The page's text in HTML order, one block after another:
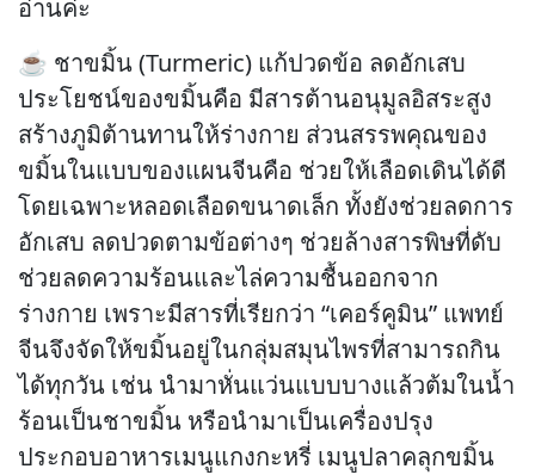
อ่านค่ะ
☕ ชาขมิ้น (Turmeric) แก้ปวดข้อ ลดอักเสบ
ประโยชน์ของขมิ้นคือ มีสารต้านอนุมูลอิสระสูง
สร้างภูมิต้านทานให้ร่างกาย ส่วนสรรพคุณของ
ขมิ้นในแบบของแผนจีนคือ ช่วยให้เลือดเดินได้ดี
โดยเฉพาะหลอดเลือดขนาดเล็ก ทั้งยังช่วยลดการ
อักเสบ ลดปวดตามข้อต่างๆ ช่วยล้างสารพิษที่ดับ
ช่วยลดความร้อนและไล่ความชื้นออกจาก
ร่างกาย เพราะมีสารที่เรียกว่า “เคอร์คูมิน” แพทย์
จีนจึงจัดให้ขมิ้นอยู่ในกลุ่มสมุนไพรที่สามารถกิน
ได้ทุกวัน เช่น นำมาหั่นแว่นแบบบางแล้วต้มในน้ำ
ร้อนเป็นชาขมิ้น หรือนำมาเป็นเครื่องปรุง
ประกอบอาหารเมนูแกงกะหรี่ เมนูปลาคลุกขมิ้น